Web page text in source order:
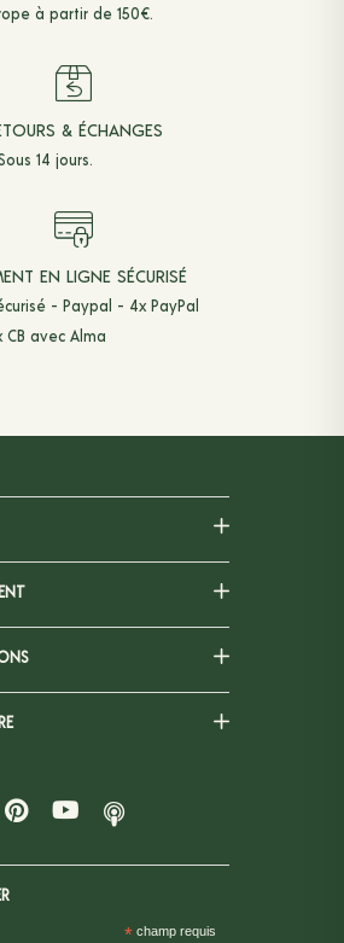
à partir de 150€.
& ÉCHANGES
14 jours.
EN LIGNE SÉCURISÉ
- Paypal - 4x PayPal
CB avec Alma
* champ requis